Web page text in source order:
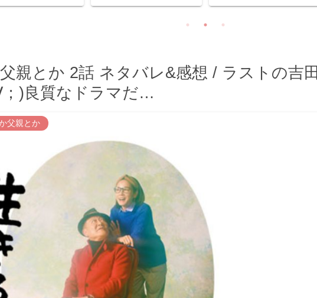
が加速してノンス
ていけないぞ。
ンド！みんなおめでとう
親とか 2話 ネタバレ&感想 / ラストの吉田
)良質なドラマだ…
父親とか